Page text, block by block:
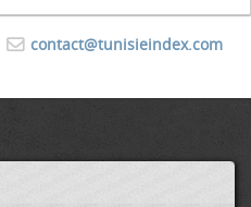
contact@tunisieindex.com